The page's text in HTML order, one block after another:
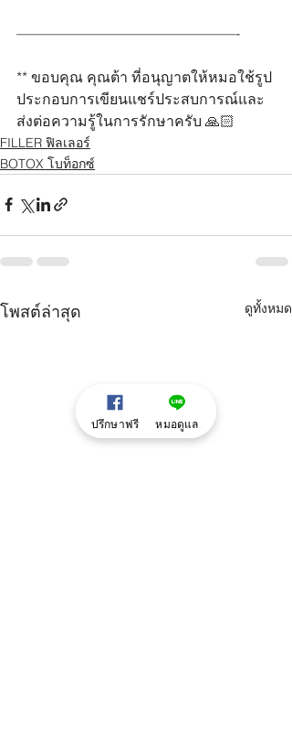
———————————————-
** ขอบคุณ คุณต้า ที่อนุญาตให้หมอใช้รูป
ประกอบการเขียนแชร์ประสบการณ์และ
ส่งต่อความรู้ในการรักษาครับ 🙏🏻
FILLER ฟิลเลอร์
BOTOX โบท็อกซ์
โพสต์ล่าสุด ดูทั้งหมด
ปรึกษาฟรี หมอดูแล